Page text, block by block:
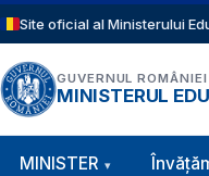
Sari la conținutul principal
Site oficial al Ministerului
GUVERNUL ROMÂNIEI
MINISTERUL
Navigație
MINISTER